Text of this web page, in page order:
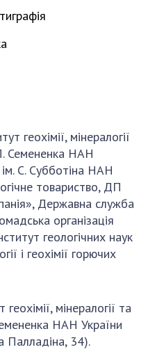
наук
України
України
України
діяльність
установах
національне
геохімії, мінералогії
Семененка НАН
ім. С. Субботіна НАН
товариство, ДП
Державна служба
організація
геологічних наук
і геохімії горючих
геохімії, мінералогії та
НАН України
Палладіна, 34).